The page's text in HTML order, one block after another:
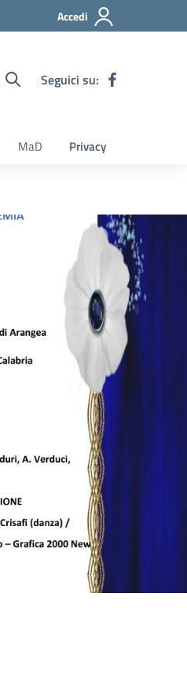
Accedi
Seguici su:
MaD Privacy